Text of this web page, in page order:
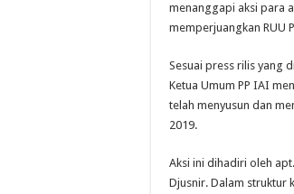
menanggapi aksi para
memperjuangkan RUU
Sesuai press rilis yang
Ketua Umum PP IAI
telah menyusun dan
2019.
Aksi ini dihadiri oleh
Djusnir. Dalam struktur